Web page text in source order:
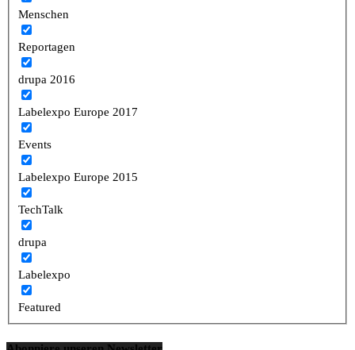
Menschen
Reportagen
drupa 2016
Labelexpo Europe 2017
Events
Labelexpo Europe 2015
TechTalk
drupa
Labelexpo
Featured